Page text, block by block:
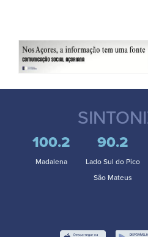
100.2
Madalena
90.2
Lado Sul do Pico
São Mateus